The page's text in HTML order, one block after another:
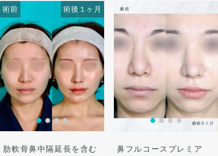
術前 術後１ヶ月 術前
肋軟骨鼻中隔延長を含む 鼻フルコースプレミア